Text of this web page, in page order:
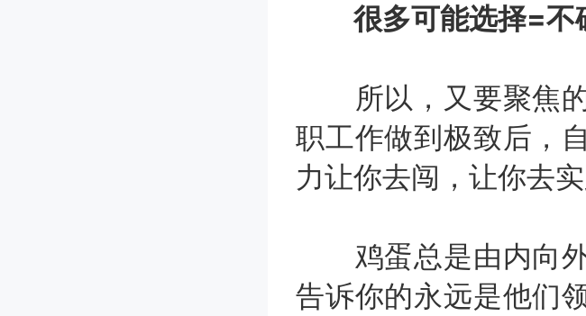
很多可能选择=不
所以，又要聚焦的
职工作做到极致后，
力让你去闯，让你去实
鸡蛋总是由内向外
告诉你的永远是他们